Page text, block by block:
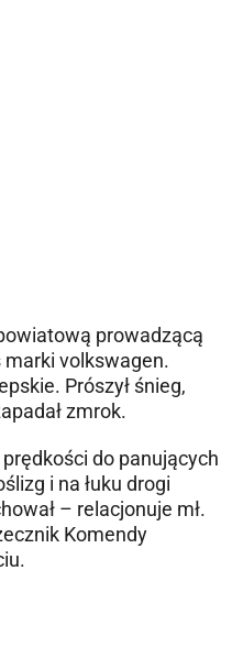
prowadzącą
marki volkswagen.
Prószył śnieg,
zmrok.
do panujących
i na łuku drogi
– relacjonuje mł.
Komendy